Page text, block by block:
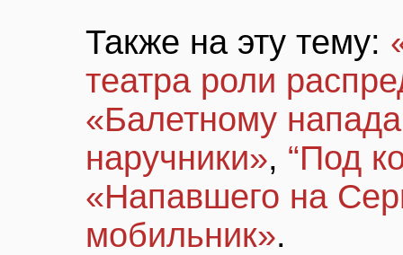
Также на эту тему:
театра роли
«Балетному
наручники», “Под
«Напавшего на
мобильник».